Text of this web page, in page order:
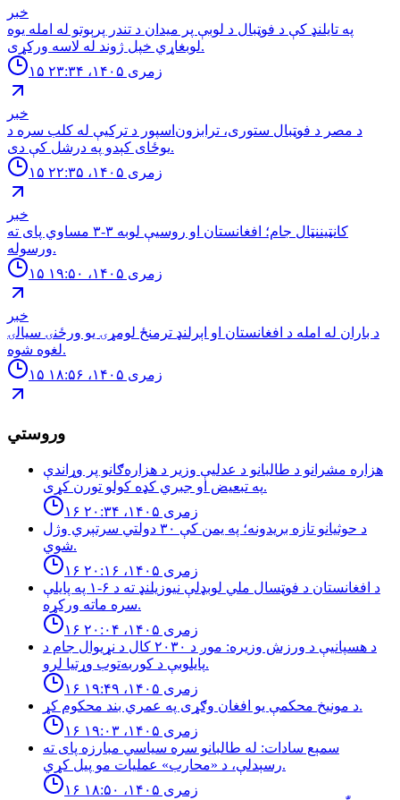
خبر
په تایلنډ کې د فوټبال د لوبې پر میدان د تندر پرېوتو له امله یوه
لوبغاړي خپل ژوند له لاسه ورکړی.
۱۵ زمری ۱۴۰۵، ۲۳:۳۴
خبر
د مصر د فوټبال ستوری، ترابزون‌اسپور د ترکیې له کلب سره د
یوځای کېدو په درشل کې دی.
۱۵ زمری ۱۴۰۵، ۲۲:۳۵
خبر
کانټیننټال جام؛ افغانستان او روسیې لوبه ۳-۳ مساوي پای ته
ورسوله.
۱۵ زمری ۱۴۰۵، ۱۹:۵۰
خبر
د باران له امله د افغانستان او اېرلنډ ترمنځ لومړۍ يو ورځنۍ سيالۍ
لغوه شوه.
۱۵ زمری ۱۴۰۵، ۱۸:۵۶
وروستي
هزاره مشرانو د طالبانو د عدلیې وزیر د هزاره‌ګانو پر وړاندې
په تبعیض او جبري کډه کولو تورن کړی.
۱۶ زمری ۱۴۰۵، ۲۰:۳۴
د حوثيانو تازه بريدونه؛ په يمن كې ٣٠ دولتي سرتېري وژل
شوي.
۱۶ زمری ۱۴۰۵، ۲۰:۱۶
د افغانستان د فوټسال ملي لوبډلې نیوزیلنډ ته د ۶-۱ په پایلې
سره ماته ورکړه.
۱۶ زمری ۱۴۰۵، ۲۰:۰۴
د هسپانیې د ورزش وزیره: موږ د ۲۰۳۰ کال د نړیوال جام د
پایلوبې د کوربه‌توب وړتیا لرو.
۱۶ زمری ۱۴۰۵، ۱۹:۴۹
د مونیخ محکمې یو افغان وګړی په عمري بند محکوم کړ.
۱۶ زمری ۱۴۰۵، ۱۹:۰۳
سمېع سادات: له طالبانو سره سياسي مبارزه پاى ته
رسېدلې، د «محارب» عمليات مو پيل كړي.
۱۶ زمری ۱۴۰۵، ۱۸:۵۰